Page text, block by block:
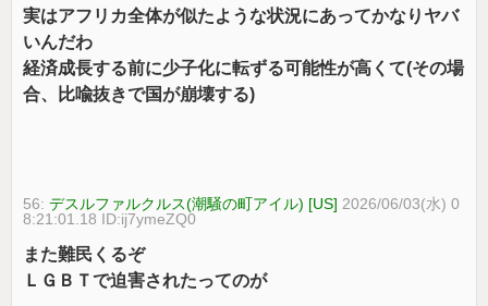
実はアフリカ全体が似たような状況にあってかなりヤバ
いんだわ
経済成長する前に少子化に転ずる可能性が高くて(その場
合、比喩抜きで国が崩壊する)
56:デスルファルクルス(潮騒の町アイル) [US] 2026/06/03(水) 0
8:21:01.18 ID:ij7ymeZQ0
また難民くるぞ
ＬＧＢＴで迫害されたってのが